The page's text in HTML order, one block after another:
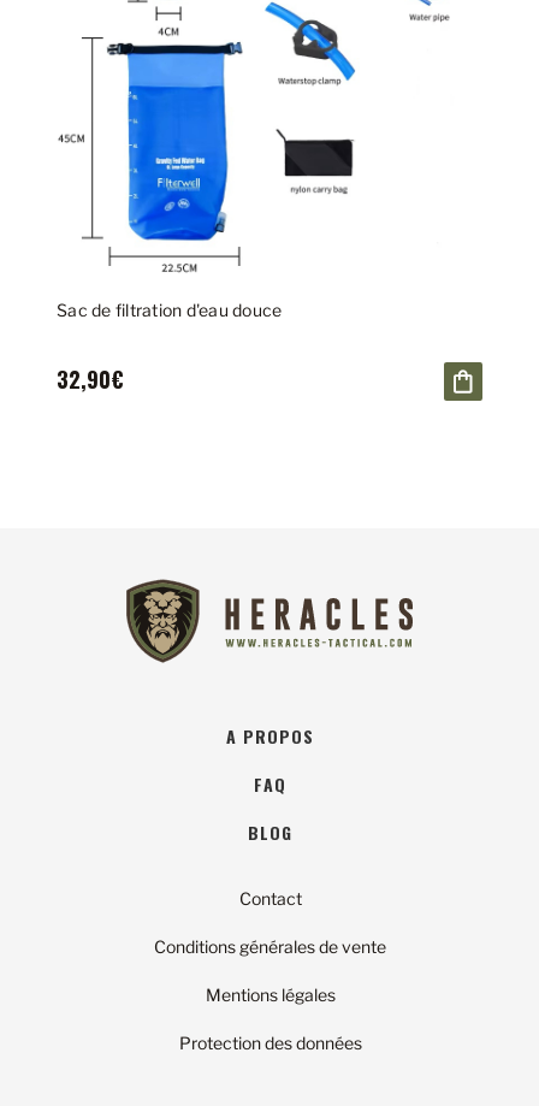
Sac de filtration d'eau douce
32,90€
A PROPOS
FAQ
BLOG
Contact
Conditions générales de vente
Mentions légales
Protection des données